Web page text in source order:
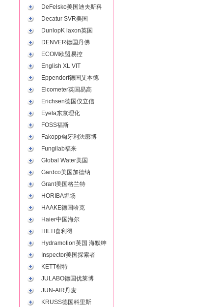
DeFelsko美国迪夫斯科
Decatur SVR美国
DunlopK laxon英国
DENVER德国丹佛
ECOM欧盟易控
English XL VIT
Eppendorf德国艾本德
Elcometer英国易高
Erichsen德国仪立信
Eyela东京理化
FOSS福斯
Fakopp匈牙利法廓博
Fungilab福来
Global Water美国
Gardco美国加德纳
Grant美国格兰特
HORIBA堀场
HAAKE德国哈克
Haier中国海尔
HILTI喜利得
Hydramotion英国 海默绅
Inspector美国探索者
KETT楷特
JULABO德国优莱博
JUN-AIR丹麦
KRUSS德国科里斯